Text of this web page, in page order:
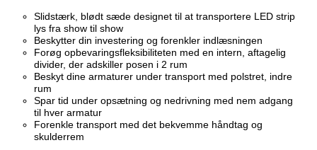
Slidstærk, blødt sæde designet til at transportere LED strip
lys fra show til show
Beskytter din investering og forenkler indlæsningen
Forøg opbevaringsfleksibiliteten med en intern, aftagelig
divider, der adskiller posen i 2 rum
Beskyt dine armaturer under transport med polstret, indre
rum
Spar tid under opsætning og nedrivning med nem adgang
til hver armatur
Forenkle transport med det bekvemme håndtag og
skulderrem